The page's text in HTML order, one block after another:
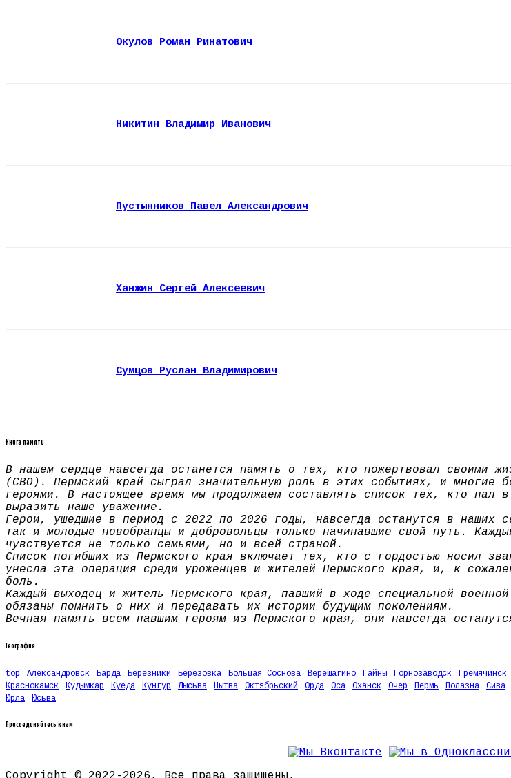
Окулов Роман Ринатович
Никитин Владимир Иванович
Пустынников Павел Александрович
Ханжин Сергей Алексеевич
Сумцов Руслан Владимирович
Книга памяти
В нашем сердце навсегда останется память о тех, кто пожертвовал своими
(СВО). Пермский край сыграл значительную роль в этих событиях, и многие
героями. В настоящее время мы продолжаем составлять список тех, кто пал
выразить наше уважение.
Герои, ушедшие в период с 2022 по 2026 годы, навсегда останутся в наших
так и молодые новобранцы и добровольцы только начинавшие свой путь.
чувствуется не только семьями, но и всей страной.
Список погибших из Пермского края включает тех, кто с гордостью носил
унесла эта операция среди уроженцев и жителей Пермского края, и, к
боль.
Каждый выходец и житель Пермского края, павший в ходе специальной
обязаны помнить о них и передавать их истории будущим поколениям.
Вечная память всем павшим героям из Пермского края, они навсегда
География
top Александровск Барда Березники Березовка Большая Соснова Верещагино Гайны Горнозаводск Гремячинск
Краснокамск
Кудымкар Куеда Кунгур Лысьва Нытва Октябрьский Орда Оса Оханск Очер Пермь Полазна Сива
Юрла
Юсьва
Присоединяйтесь к нам